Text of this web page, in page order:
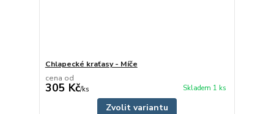
Chlapecké kraťasy - Míče
cena od
305 Kč/ks Skladem 1 ks
Zvolit variantu